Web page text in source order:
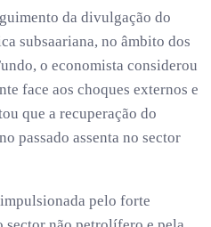
da divulgação do
subsaariana, no âmbito dos
o economista considerou
face aos choques externos e
que a recuperação do
passado assenta no sector
pelo forte